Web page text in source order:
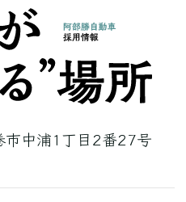
市中浦1丁目2番27号